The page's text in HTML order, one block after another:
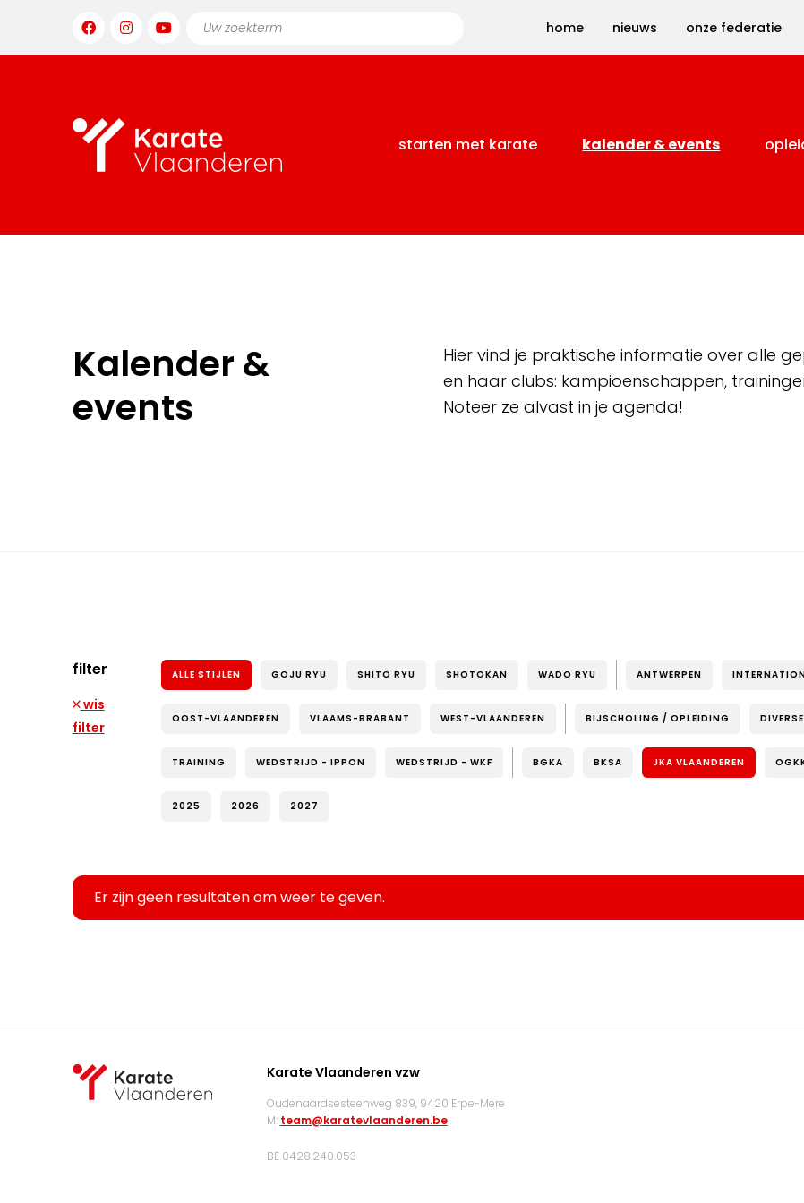
home nieuws onze federatie
starten met karate kalender & events
Kalender &
events
Hier vind je praktische informatie over alle
en haar clubs: kampioenschappen,
Noteer ze alvast in je agenda!
filter
wis
filter
ALLE STIJLEN GOJU RYU SHITO RYU SHOTOKAN WADO RYU ANTWERPEN
OOST-VLAANDEREN VLAAMS-BRABANT WEST-VLAANDEREN BIJSCHOLING / OPLEIDING DIVERSE
TRAINING WEDSTRIJD - IPPON WEDSTRIJD - WKF BGKA BKSA JKA VLAANDEREN
2025 2026 2027
Er zijn geen resultaten om weer te geven.
Karate Vlaanderen vzw
Oudenaardsesteenweg 839, 9420 Erpe-Mere
M: team@karatevlaanderen.be
BE 0428.240.053